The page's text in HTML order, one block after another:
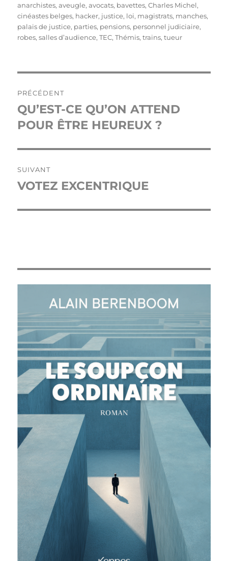
le
anarchistes,aveugle,avocats, bavettes,Charles Michel,
cinéastes belges, hacker, justice, loi, magistrats, manches,
palais de justice, parties, pensions, personnel judiciaire,
robes,salles d’audience,TEC,Thémis,trains,tueur
de
l’article
PRÉCÉDENT
Publication
précédente :
QU’EST-CE QU’ON ATTEND
POUR ÊTRE HEUREUX ?
SUIVANT
Publication
VOTEZ EXCENTRIQUE